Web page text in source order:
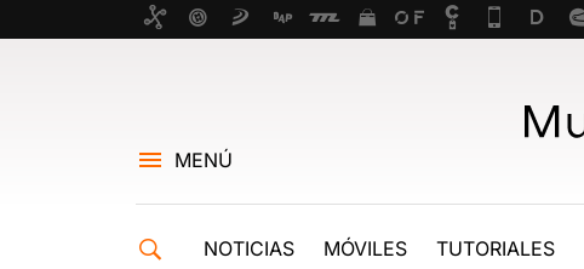
MENÚ
NOTICIAS MÓVILES TUTORIALES